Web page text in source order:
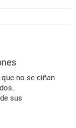
no se ciñan
sus